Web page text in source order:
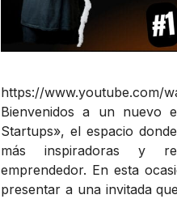
https://www.youtube.com/
Bienvenidos a un nuevo
Startups», el espacio
más inspiradoras y
emprendedor. En esta
presentar a una invitada